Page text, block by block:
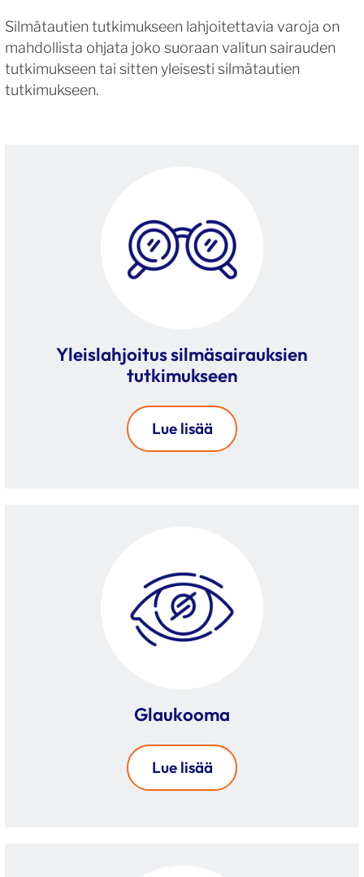
Silmätautien tutkimukseen lahjoitettavia varoja on
mahdollista ohjata joko suoraan valitun sairauden
tutkimukseen tai sitten yleisesti silmätautien
tutkimukseen.
Yleislahjoitus silmäsairauksien
tutkimukseen
Lue lisää
Glaukooma
Lue lisää